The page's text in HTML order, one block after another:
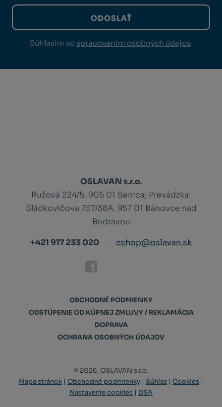
ODOSLAŤ
Súhlasím so spracovaním osobných údajov.
OSLAVAN s.r.o.
Ružová 224/5, 905 01 Senica; Prevádzka:
Sládkovičova 757/38A, 957 01 Bánovce nad
Bedravou
+421 917 233 020
eshop@oslavan.sk
OBCHODNÉ PODMIENKY
ODSTÚPENIE OD KÚPNEJ ZMLUVY / REKLAMÁCIA
DOPRAVA
OCHRANA OSOBNÝCH ÚDAJOV
© 2026, OSLAVAN s.r.o.
Mapa stránok | Obchodné podmienky | Súhlas | Cookies |
Nastavenie cookies | DSA